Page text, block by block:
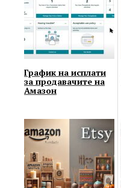
График на исплати
за продавачите на
Амазон